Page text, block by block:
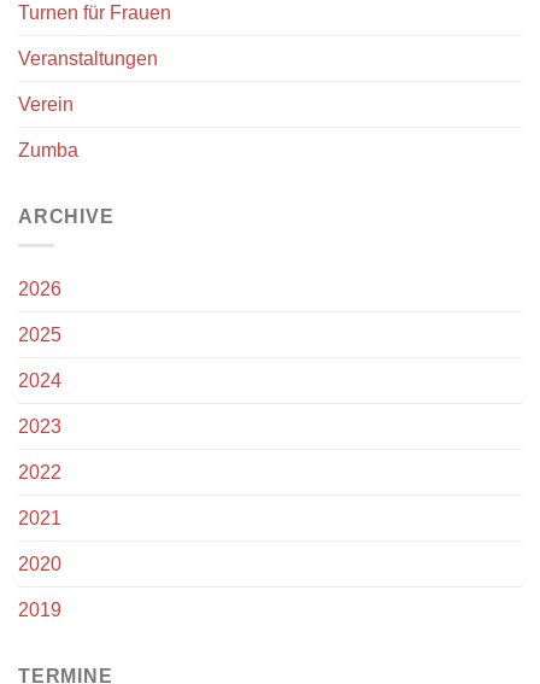
Turnen für Frauen
Veranstaltungen
Verein
Zumba
ARCHIVE
2026
2025
2024
2023
2022
2021
2020
2019
TERMINE